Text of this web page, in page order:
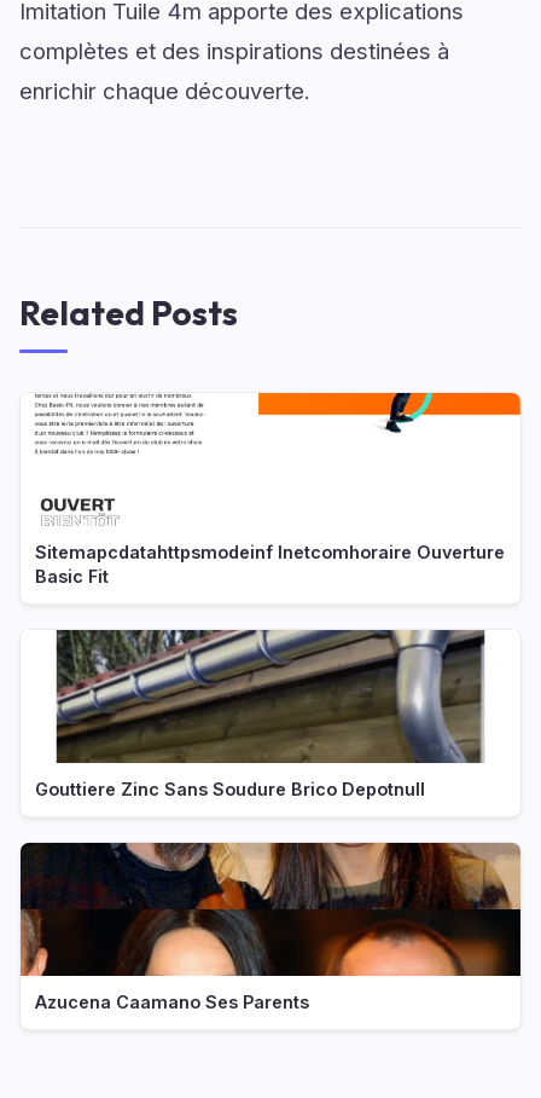
Imitation Tuile 4m apporte des explications
complètes et des inspirations destinées à
enrichir chaque découverte.
Related Posts
Sitemapcdatahttpsmodeinf Inetcomhoraire Ouverture
Basic Fit
Gouttiere Zinc Sans Soudure Brico Depotnull
Azucena Caamano Ses Parents